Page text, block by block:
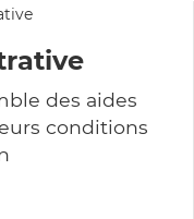
des aides
conditions